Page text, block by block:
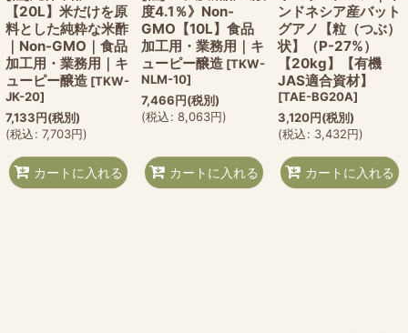
【20L】米だけを原
料とした純粋な米酢
｜Non-GMO｜食品
加工用・業務用｜キ
ューピー醸造 [TKW-
JK-20]
7,133円(税別)
(税込: 7,703円)
カートに入れる
度4.1％》Non-
GMO【10L】食品
加工用・業務用｜キ
ューピー醸造 [TKW-
NLM-10]
7,466円(税別)
(税込: 8,063円)
カートに入れる
ンドネシア産バット
グアノ【粒（つぶ）
状】（P-27%）
【20kg】【有機
JAS適合資材】
[TAE-BG20A]
3,120円(税別)
(税込: 3,432円)
カートに入れる